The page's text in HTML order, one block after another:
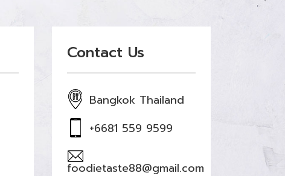
Contact Us
Bangkok Thailand
+6681 559 9599
foodietaste88@gmail.com